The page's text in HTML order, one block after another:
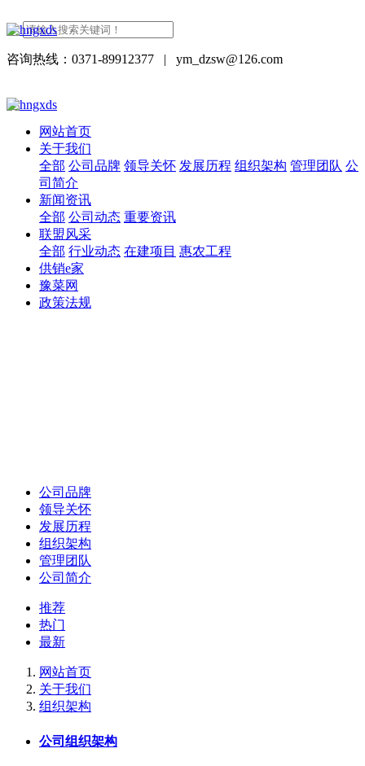
咨询热线：0371-89912377 | ym_dzsw@126.com
网站首页
关于我们
全部 公司品牌 领导关怀 发展历程 组织架构 管理团队 公
司简介
新闻资讯
全部 公司动态 重要资讯
联盟风采
全部 行业动态 在建项目 惠农工程
供销e家
豫菜网
政策法规
公司品牌
领导关怀
发展历程
组织架构
管理团队
公司简介
推荐
热门
最新
网站首页
关于我们
组织架构
公司组织架构